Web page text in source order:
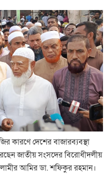
কারণে দেশের বাজারব্যবস্থা
জাতীয় সংসদের বিরোধীদলীয়
আমির ডা. শফিকুর রহমান।